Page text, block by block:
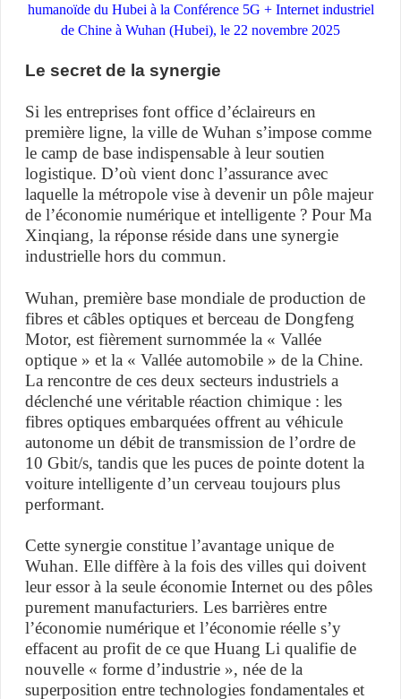
humanoïde du Hubei à la Conférence 5G + Internet industriel
de Chine à Wuhan (Hubei), le 22 novembre 2025
Le secret de la synergie
Si les entreprises font office d’éclaireurs en
première ligne, la ville de Wuhan s’impose comme
le camp de base indispensable à leur soutien
logistique. D’où vient donc l’assurance avec
laquelle la métropole vise à devenir un pôle majeur
de l’économie numérique et intelligente ? Pour Ma
Xinqiang, la réponse réside dans une synergie
industrielle hors du commun.
Wuhan, première base mondiale de production de
fibres et câbles optiques et berceau de Dongfeng
Motor, est fièrement surnommée la « Vallée
optique » et la « Vallée automobile » de la Chine.
La rencontre de ces deux secteurs industriels a
déclenché une véritable réaction chimique : les
fibres optiques embarquées offrent au véhicule
autonome un débit de transmission de l’ordre de
10 Gbit/s, tandis que les puces de pointe dotent la
voiture intelligente d’un cerveau toujours plus
performant.
Cette synergie constitue l’avantage unique de
Wuhan. Elle diffère à la fois des villes qui doivent
leur essor à la seule économie Internet ou des pôles
purement manufacturiers. Les barrières entre
l’économie numérique et l’économie réelle s’y
effacent au profit de ce que Huang Li qualifie de
nouvelle « forme d’industrie », née de la
superposition entre technologies fondamentales et